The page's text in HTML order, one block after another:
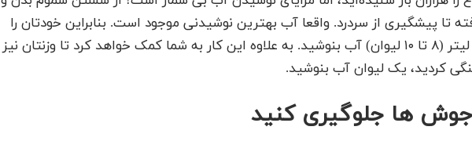
تا پیشگیری از سردرد. واقعا آب بهترین نوشیدنی موجود است. بنابراین خودتان را
عادت دهید تا در هر روز حدود ۲ لیتر (۸ تا ۱۰ لیوان) آب بنوشید. به علاوه این کار به شما کمک خواهد کرد تا وزنتان نیز
کردید، یک لیوان آب بنوشید.
جوش ها جلوگیری کنید